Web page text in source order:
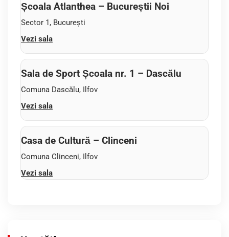
Școala Atlanthea – Bucureștii Noi
Sector 1, București
Vezi sala
Sala de Sport Școala nr. 1 – Dascălu
Comuna Dascălu, Ilfov
Vezi sala
Casa de Cultură – Clinceni
Comuna Clinceni, Ilfov
Vezi sala